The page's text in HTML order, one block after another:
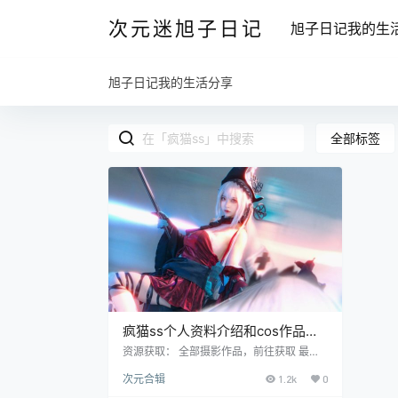
次元迷旭子日记 旭子日记我的生
旭子日记我的生活分享
全部标签
疯猫ss个人资料介绍和cos作品合
集
资源获取： 全部摄影作品，前往获取 最新
集是——疯猫ss，又叫疯了个猫，知名Cos
次元合辑 1.2k 0